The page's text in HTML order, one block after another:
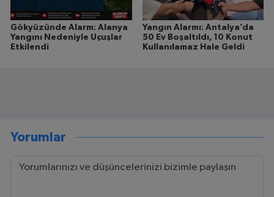
Gökyüzünde Alarm: Alanya
Yangını Nedeniyle Uçuşlar
Etkilendi
Yangın Alarmı: Antalya’da
50 Ev Boşaltıldı, 10 Konut
Kullanılamaz Hale Geldi
Yorumlar